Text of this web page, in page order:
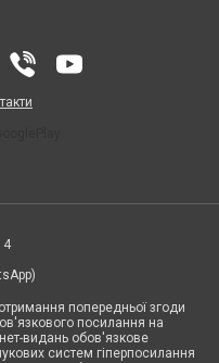
попередньої згоди
посилання на
видань обов'язкове
систем гіперпосилання